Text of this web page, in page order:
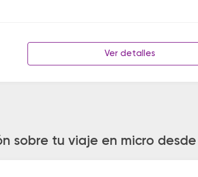
Ver detalles
sobre tu viaje en micro